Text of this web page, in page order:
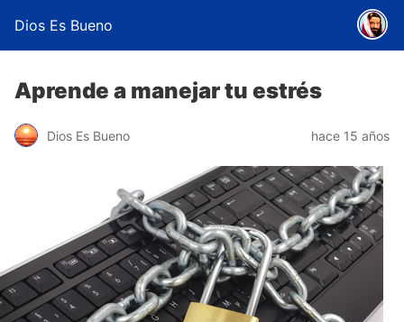
Dios Es Bueno
Aprende a manejar tu estrés
Dios Es Bueno hace 15 años